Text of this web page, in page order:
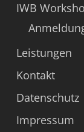
IWB
Leistungen
Kontakt
Datenschutz
Impressum